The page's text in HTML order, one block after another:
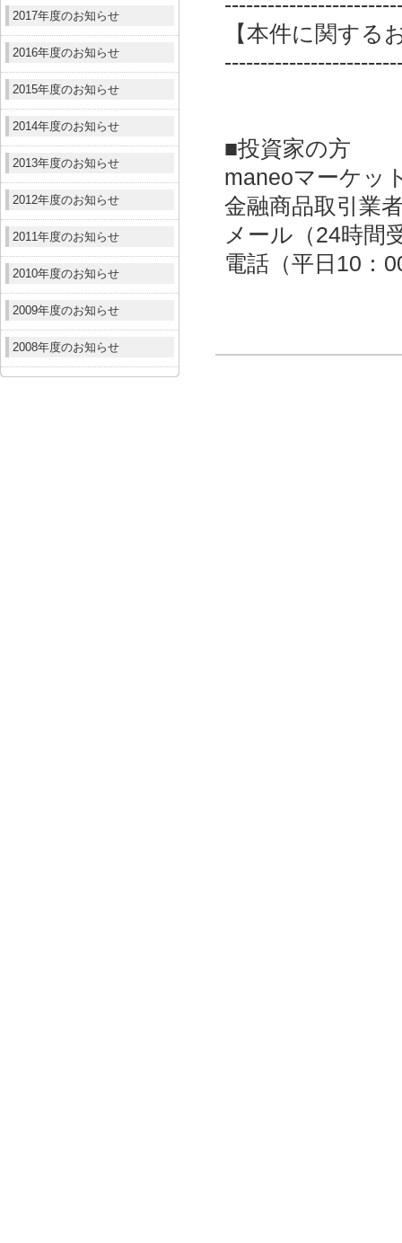
2017年度のお知らせ
2016年度のお知らせ
2015年度のお知らせ
2014年度のお知らせ
2013年度のお知らせ
2012年度のお知らせ
2011年度のお知らせ
2010年度のお知らせ
2009年度のお知らせ
2008年度のお知らせ
【本件に関する
■投資家の方
maneoマーケッ
金融商品取引業
メール（24時間
電話（平日10：